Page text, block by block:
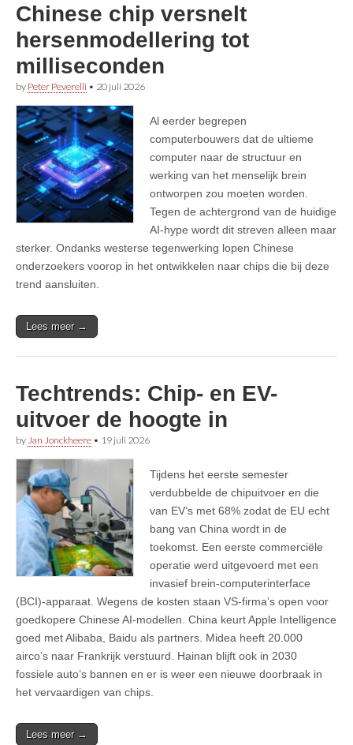
Chinese chip versnelt
hersenmodellering tot
milliseconden
by Peter Peverelli • 20 juli 2026
Al eerder begrepen
computerbouwers dat de ultieme
computer naar de structuur en
werking van het menselijk brein
ontworpen zou moeten worden.
Tegen de achtergrond van de huidige
AI-hype wordt dit streven alleen maar
sterker. Ondanks westerse tegenwerking lopen Chinese
onderzoekers voorop in het ontwikkelen naar chips die bij deze
trend aansluiten.
Lees meer →
Techtrends: Chip- en EV-
uitvoer de hoogte in
by Jan Jonckheere • 19 juli 2026
Tijdens het eerste semester
verdubbelde de chipuitvoer en die
van EV’s met 68% zodat de EU echt
bang van China wordt in de
toekomst. Een eerste commerciële
operatie werd uitgevoerd met een
invasief brein-computerinterface
(BCI)-apparaat. Wegens de kosten staan VS-firma’s open voor
goedkopere Chinese AI-modellen. China keurt Apple Intelligence
goed met Alibaba, Baidu als partners. Midea heeft 20.000
airco’s naar Frankrijk verstuurd. Hainan blijft ook in 2030
fossiele auto’s bannen en er is weer een nieuwe doorbraak in
het vervaardigen van chips.
Lees meer →